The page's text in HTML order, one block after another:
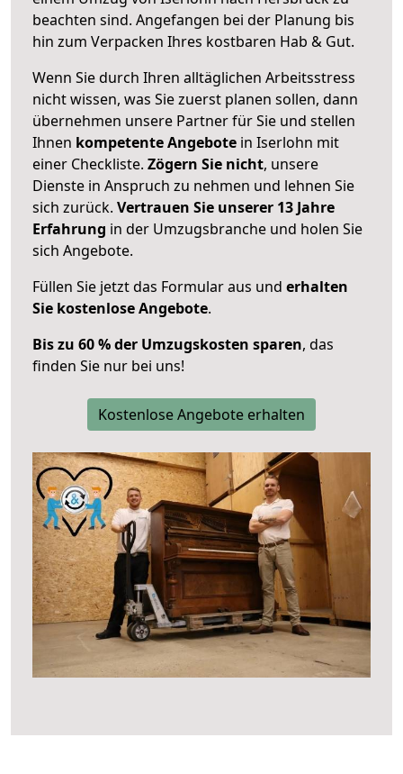
beachten sind. Angefangen bei der Planung bis
hin zum Verpacken Ihres kostbaren Hab & Gut.
Wenn Sie durch Ihren alltäglichen Arbeitsstress
nicht wissen, was Sie zuerst planen sollen, dann
übernehmen unsere Partner für Sie und stellen
Ihnen kompetente Angebote in Iserlohn mit
einer Checkliste. Zögern Sie nicht, unsere
Dienste in Anspruch zu nehmen und lehnen Sie
sich zurück. Vertrauen Sie unserer 13 Jahre
Erfahrung in der Umzugsbranche und holen Sie
sich Angebote.
Füllen Sie jetzt das Formular aus und erhalten
Sie kostenlose Angebote.
Bis zu 60 % der Umzugskosten sparen, das
finden Sie nur bei uns!
Kostenlose Angebote erhalten